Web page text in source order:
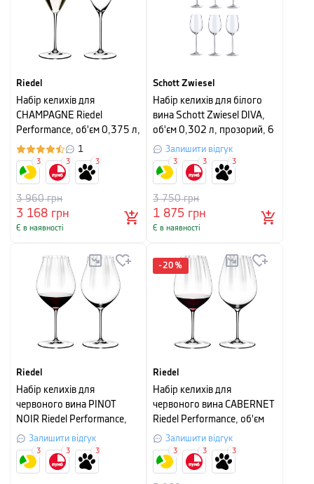
Riedel
Набір келихів для
CHAMPAGNE Riedel
Performance, об'єм 0,375 л,
прозорий, 2 штуки
1
3 168 грн
3 960грн
Є в наявності
3 3 3
Schott Zwiesel
Набір келихів для білого
вина Schott Zwiesel DIVA,
об'єм 0,302 л, прозорий, 6
штукЗалишити відгук
1 875 грн
3 750грн
Є в наявності
3 3 3
Riedel
Набір келихів для
червоного вина PINOT
NOIR Riedel Performance,
об'єм 0,83 л, прозорий, 2
штуки
Залишити відгук
3 3 3
-20 %
Riedel
Набір келихів для
червоного вина CABERNET
Riedel Performance, об'єм
0,834 л, прозорий, 2 штуки
Залишити відгук
3 3 3